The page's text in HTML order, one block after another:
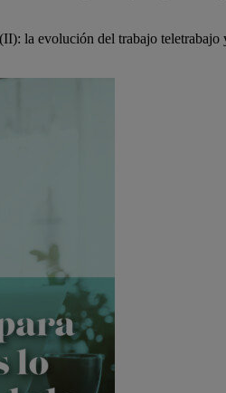
la evolución del trabajo teletrabajo